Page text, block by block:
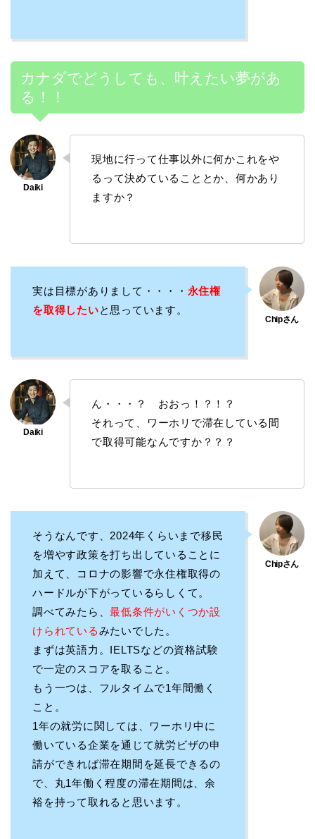
カナダでどうしても、叶えたい夢があ
る！！
現地に行って仕事以外に何かこれをや
るって決めていることとか、何かあり
ますか？
実は目標がありまして・・・・ 永住権
を取得したいと思っています。
ん・・・？ おおっ！？！？
それって、ワーホリで滞在している間
で取得可能なんですか？？？
そうなんです、2024年くらいまで移民
を増やす政策を打ち出していることに
加えて、コロナの影響で永住権取得の
ハードルが下がっているらしくて。
調べてみたら、最低条件がいくつか設
けられているみたいでした。
まずは英語力。IELTSなどの資格試験
で一定のスコアを取ること。
もう一つは、フルタイムで1年間働く
こと。
1年の就労に関しては、ワーホリ中に
働いている企業を通じて就労ビザの申
請ができれば滞在期間を延長できるの
で、丸1年働く程度の滞在期間は、余
裕を持って取れると思います。